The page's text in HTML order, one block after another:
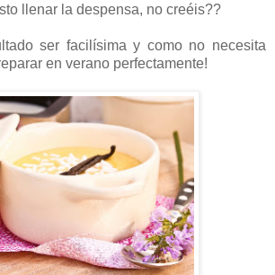
llenar la despensa, no creéis??
ser facilísima y como no necesita
en verano perfectamente!